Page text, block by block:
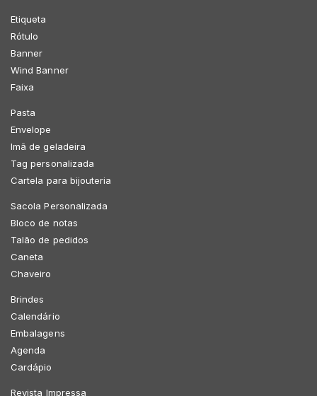
Etiqueta
Rótulo
Banner
Wind Banner
Faixa
Pasta
Envelope
Imã de geladeira
Tag personalizada
Cartela para bijouteria
Sacola Personalizada
Bloco de notas
Talão de pedidos
Caneta
Chaveiro
Brindes
Calendário
Embalagens
Agenda
Cardápio
Revista Impressa